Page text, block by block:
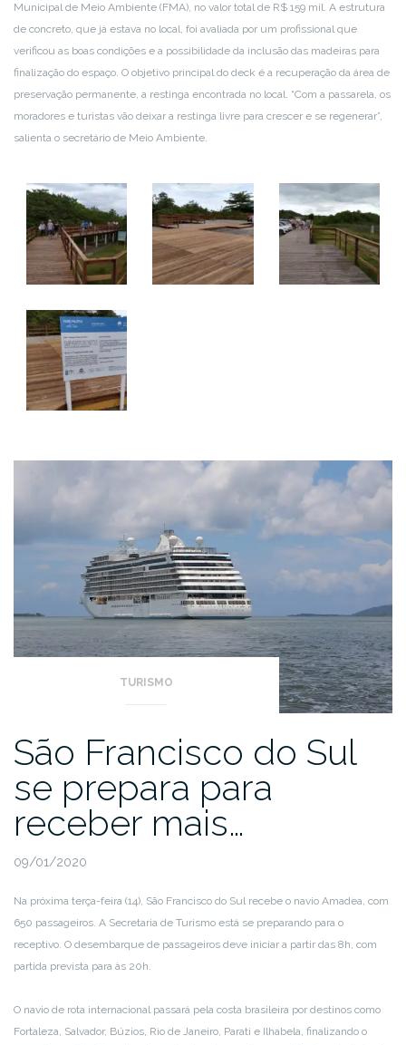
Municipal de Meio Ambiente (FMA), no valor total de R$ 159 mil. A estrutura
de concreto, que já estava no local, foi avaliada por um profissional que
verificou as boas condições e a possibilidade da inclusão das madeiras para
finalização do espaço. O objetivo principal do deck é a recuperação da área de
preservação permanente, a restinga encontrada no local. “Com a passarela, os
moradores e turistas vão deixar a restinga livre para crescer e se regenerar”,
salienta o secretário de Meio Ambiente.
TURISMO
São Francisco do Sul
se prepara para
receber mais…
09/01/2020
Na próxima terça-feira (14), São Francisco do Sul recebe o navio Amadea, com
650 passageiros. A Secretaria de Turismo está se preparando para o
receptivo. O desembarque de passageiros deve iniciar a partir das 8h, com
partida prevista para às 20h.
O navio de rota internacional passará pela costa brasileira por destinos como
Fortaleza, Salvador, Búzios, Rio de Janeiro, Parati e Ilhabela, finalizando o